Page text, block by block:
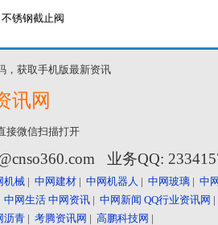
不锈钢截止阀
，获取手机版最新资讯
讯网
接微信扫描打开
业务QQ:
机械 | 中网建材 | 中网机器人 | 中网玻璃 | 中
中网生活 中网资讯 | 中网新闻 QQ行业资讯网
沥青 | 考腾资讯网 | 高鹏科技网 |